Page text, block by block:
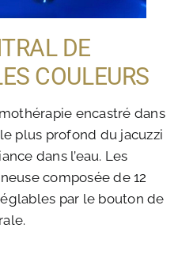
DE
COULEURS
encastré dans
plus profond du jacuzzi
dans l’eau. Les
composée de 12
par le bouton de